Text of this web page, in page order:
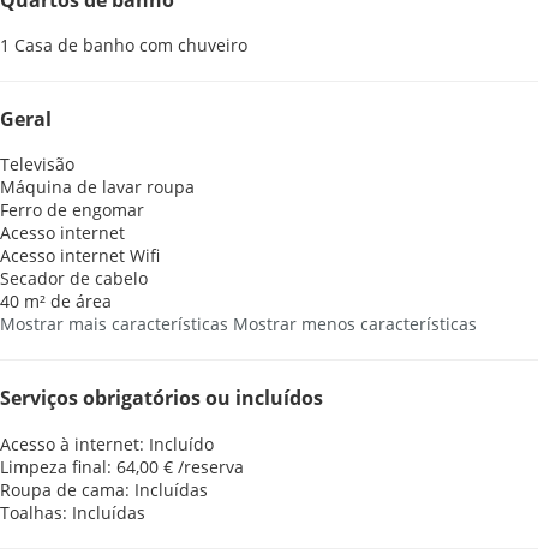
1 Casa de banho com chuveiro
Geral
Televisão
Máquina de lavar roupa
Ferro de engomar
Acesso internet
Acesso internet Wifi
Secador de cabelo
40 m² de área
Mostrar mais características Mostrar menos características
Serviços obrigatórios ou incluídos
Acesso à internet: Incluído
Limpeza final: 64,00 € /reserva
Roupa de cama: Incluídas
Toalhas: Incluídas